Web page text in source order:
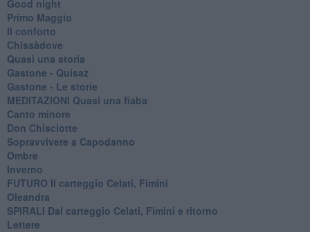
Good night
Primo Maggio
Il conforto
Chissàdove
Quasi una storia
Gastone - Quisaz
Gastone - Le storie
MEDITAZIONI Quasi una fiaba
Canto minore
Don Chisciotte
Sopravvivere a Capodanno
Ombre
Inverno
FUTURO Il carteggio Celati, Fimini
Oleandra
SPIRALI Dal carteggio Celati, Fimini e ritorno
Lettere